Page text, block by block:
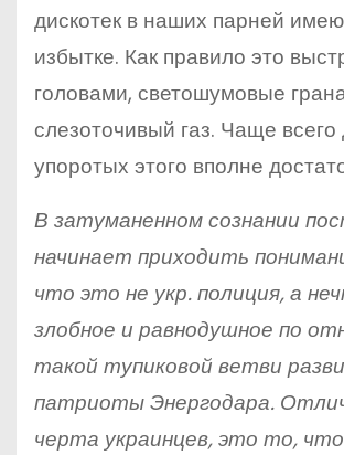
дискотек в наших парней
избытке. Как правило это
головами, светошумовые
слезоточивый газ. Чаще всего
упоротых этого вполне
В затуманенном сознании
начинает приходить
что это не укр. полиция, а
злобное и равнодушное по
такой тупиковой ветви
патриоты Энергодара.
черта украинцев, это то,